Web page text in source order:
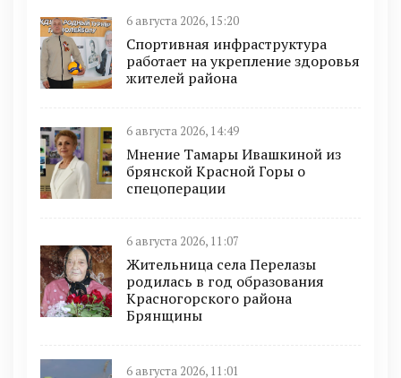
6 августа 2026, 15:20
Спортивная инфраструктура
работает на укрепление здоровья
жителей района
6 августа 2026, 14:49
Мнение Тамары Ивашкиной из
брянской Красной Горы о
спецоперации
6 августа 2026, 11:07
Жительница села Перелазы
родилась в год образования
Красногорского района
Брянщины
6 августа 2026, 11:01